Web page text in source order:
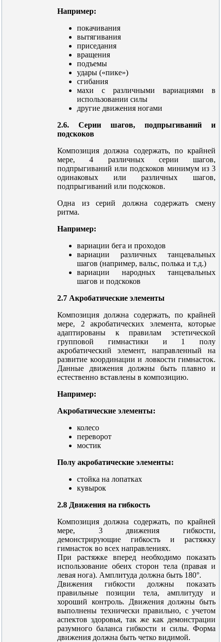
Например:
покачивания
вытягивания
приседания
вращения
подъемы
удары («пике»)
сгибания
махи с различными вариациями в
использовании силы
другие движения ногами
2.6. Серии шагов, подпрыгиваний и
подскоков
Композиция должна содержать, по крайней
мере, 4 различных серии шагов,
подпрыгиваний или подскоков минимум из 3
одинаковых или различных шагов,
подпрыгиваний или подскоков.
Одна из серий должна содержать смену
ритма.
Например:
вариации бега и проходов
вариации различных танцевальных
шагов (например, вальс, полька и т.д.)
вариации народных танцевальных
шагов и подскоков
2.7 Акробатические элементы
Композиция должна содержать, по крайней
мере, 2 акробатических элемента, которые
адаптированы к правилам эстетической
групповой гимнастики и 1 полу
акробатический элемент, направленный на
развитие координации и ловкости гимнасток.
Данные движения должны быть плавно и
естественно вставлены в композицию.
Например:
Акробатические элементы:
колесо
переворот
мостик
Полу акробатические элементы:
стойка на лопатках
кувырок
2.8 Движения на гибкость
Композиция должна содержать, по крайней
мере, 3 движения гибкости,
демонстрирующие гибкость и растяжку
гимнасток во всех направлениях.
При растяжке вперед необходимо показать
использование обеих сторон тела (правая и
левая нога). Амплитуда должна быть 180°.
Движения гибкости должны показать
правильные позиции тела, амплитуду и
хороший контроль. Движения должны быть
выполнены технически правильно, с учетом
аспектов здоровья, так же как демонстрации
разумного баланса гибкости и силы. Форма
движения должна быть четко видимой.